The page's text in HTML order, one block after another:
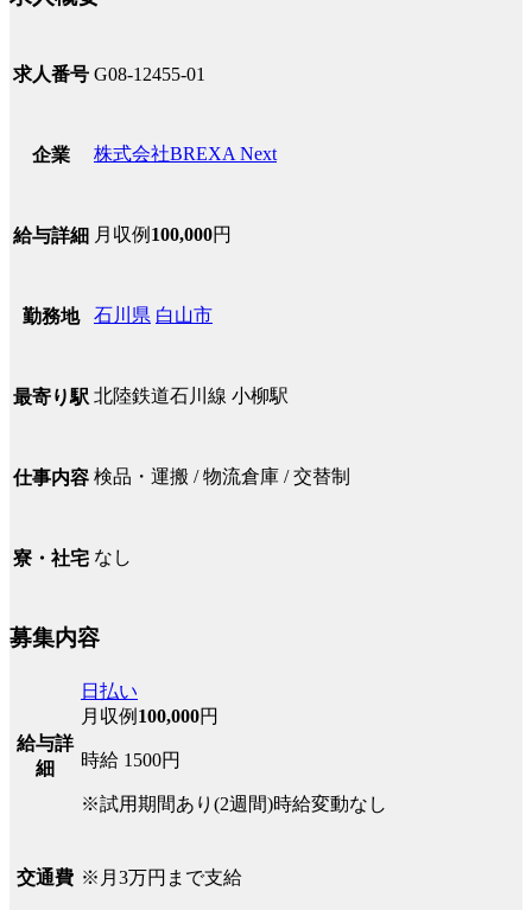
求人番号 G08-12455-01
企業 株式会社BREXA Next
給与詳細 月収例 100,000円
勤務地 石川県 白山市
最寄り駅 北陸鉄道石川線 小柳駅
仕事内容 検品・運搬 / 物流倉庫 / 交替制
寮・社宅 なし
募集内容
給与詳
細
日払い
月収例 100,000円
時給 1500円
※試用期間あり(2週間)時給変動なし
交通費 ※月3万円まで支給